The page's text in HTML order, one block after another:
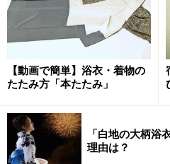
【動画で簡単】浴衣・着物の
たたみ方「本たたみ」
「白地の大柄浴
理由は？